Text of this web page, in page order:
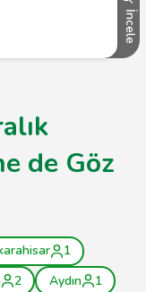
İncele
de Göz
1
2 Aydın
1